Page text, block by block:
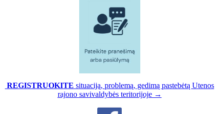
REGISTRUOKITE situaciją, problemą, gedimą pastebėtą Utenos
rajono savivaldybės teritorijoje →